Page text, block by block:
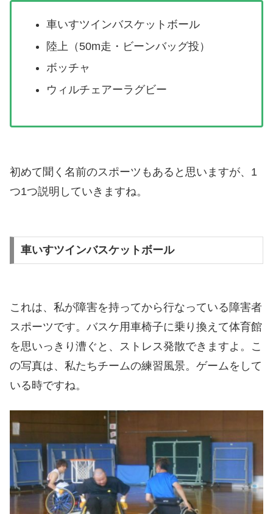
車いすツインバスケットボール
陸上（50m走・ビーンバッグ投）
ボッチャ
ウィルチェアーラグビー
初めて聞く名前のスポーツもあると思いますが、1
つ1つ説明していきますね。
車いすツインバスケットボール
これは、私が障害を持ってから行なっている障害者
スポーツです。バスケ用車椅子に乗り換えて体育館
を思いっきり漕ぐと、ストレス発散できますよ。こ
の写真は、私たちチームの練習風景。ゲームをして
いる時ですね。